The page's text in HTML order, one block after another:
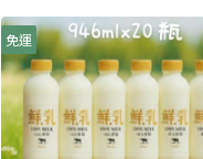
免運